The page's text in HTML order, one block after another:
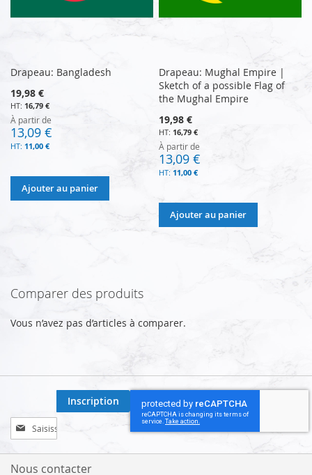
Drapeau: Bangladesh
19,98 €
16,79 €
À partir de
13,09 €
11,00 €
Ajouter au panier
Drapeau: Mughal Empire |
Sketch of a possible Flag of
the Mughal Empire
19,98 €
16,79 €
À partir de
13,09 €
11,00 €
Ajouter au panier
Comparer des produits
Vous n’avez pas d’articles à comparer.
Inscription
à
notre
lettre
Inscription
Nous contacter